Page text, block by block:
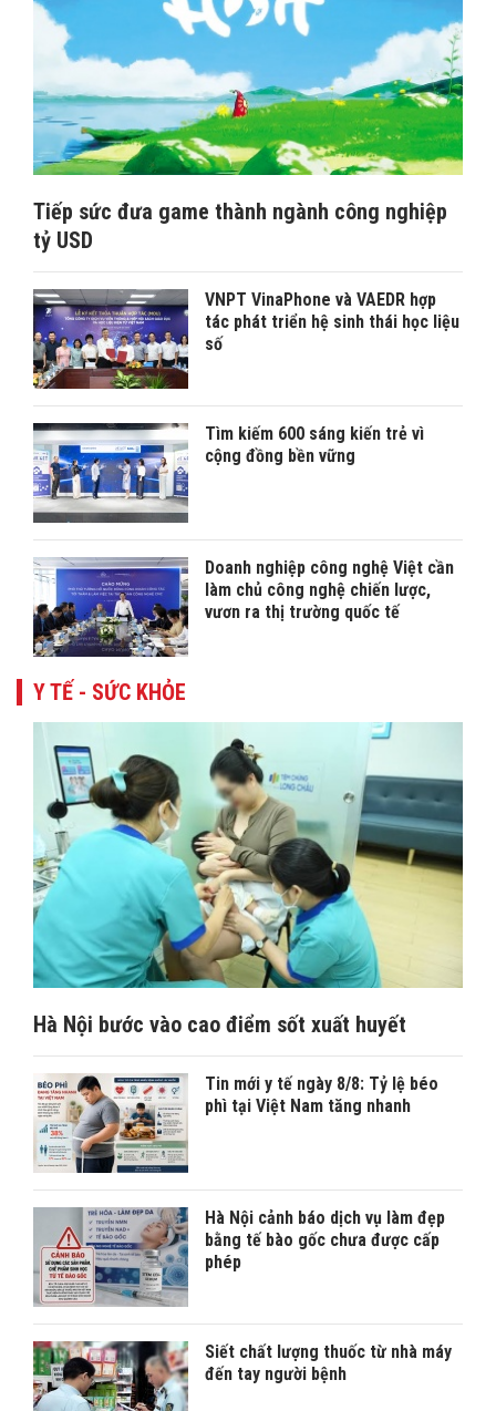
Tiếp sức đưa game thành ngành công nghiệp
tỷ USD
VNPT VinaPhone và VAEDR hợp
tác phát triển hệ sinh thái học liệu
số
Tìm kiếm 600 sáng kiến trẻ vì
cộng đồng bền vững
Doanh nghiệp công nghệ Việt cần
làm chủ công nghệ chiến lược,
vươn ra thị trường quốc tế
Y TẾ - SỨC KHỎE
Hà Nội bước vào cao điểm sốt xuất huyết
Tin mới y tế ngày 8/8: Tỷ lệ béo
phì tại Việt Nam tăng nhanh
Hà Nội cảnh báo dịch vụ làm đẹp
bằng tế bào gốc chưa được cấp
phép
Siết chất lượng thuốc từ nhà máy
đến tay người bệnh